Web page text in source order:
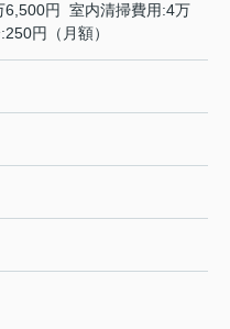
6,500円 室内清掃費用:4万
円（月額）